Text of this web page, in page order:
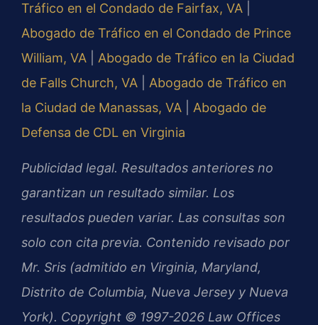
Tráfico en el Condado de Fairfax, VA
Abogado de Tráfico en el Condado de Prince
William, VA
Abogado de Tráfico en la Ciudad
de Falls Church, VA
Abogado de Tráfico en
la Ciudad de Manassas, VA
Abogado de
Defensa de CDL en Virginia
Publicidad legal. Resultados anteriores no
garantizan un resultado similar. Los
resultados pueden variar. Las consultas son
solo con cita previa. Contenido revisado por
Mr. Sris (admitido en Virginia, Maryland,
Distrito de Columbia, Nueva Jersey y Nueva
York). Copyright © 1997-2026 Law Offices